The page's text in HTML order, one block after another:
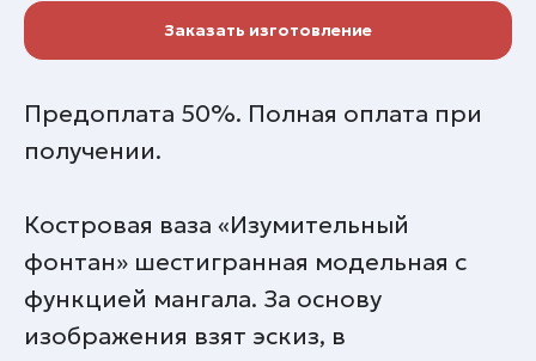
Заказать изготовление
Предоплата 50%. Полная оплата при
получении.
Костровая ваза «Изумительный
фонтан» шестигранная модельная с
функцией мангала. За основу
изображения взят эскиз, в